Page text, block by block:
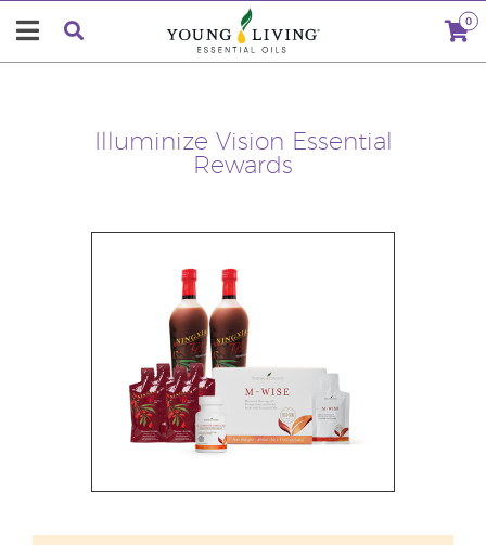
0
Illuminize Vision Essential
Rewards